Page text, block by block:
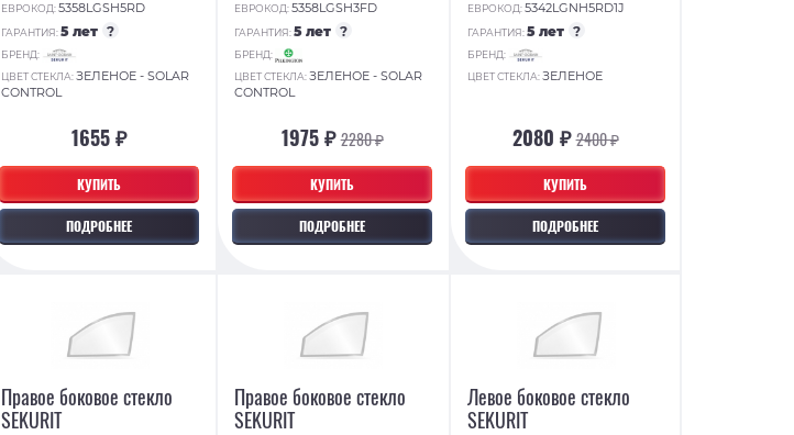
КУПИТЬ
ПОДРОБНЕЕ
ЕВРОКОД:5358LGSH5RD
ГАРАНТИЯ:5 лет ?
БРЕНД:
ЦВЕТ СТЕКЛА:ЗЕЛЕНОЕ - SOLAR
CONTROL
1655 ₽
КУПИТЬ
ПОДРОБНЕЕ
ЕВРОКОД:5358LGSH3FD
ГАРАНТИЯ:5 лет ?
БРЕНД:
ЦВЕТ СТЕКЛА:ЗЕЛЕНОЕ - SOLAR
CONTROL
1975 ₽2280 ₽
КУПИТЬ
ПОДРОБНЕЕ
ЕВРОКОД:5342LGNH5RD1J
ГАРАНТИЯ:5 лет ?
БРЕНД:
ЦВЕТ СТЕКЛА:ЗЕЛЕНОЕ
2080 ₽2400 ₽
Правое боковое стекло
SEKURIT
Правое боковое стекло
SEKURIT
Левое боковое стекло
SEKURIT